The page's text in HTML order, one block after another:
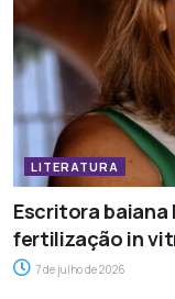
LITERATURA
Escritora baiana
fertilização in
7 de julho de 2026